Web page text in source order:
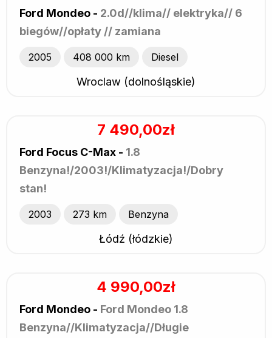
Ford Mondeo - 2.0d//klima// elektryka// 6
biegów//opłaty // zamiana
2005 408 000 km Diesel
Wroclaw (dolnośląskie)
7 490,00zł
Ford Focus C-Max - 1.8
Benzyna!/2003!/Klimatyzacja!/Dobry
stan!
2003 273 km Benzyna
Łódź (łódzkie)
4 990,00zł
Ford Mondeo - Ford Mondeo 1.8
Benzyna//Klimatyzacja//Długie